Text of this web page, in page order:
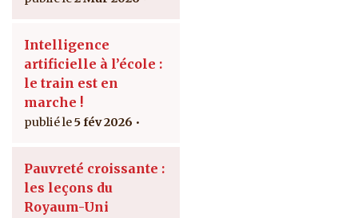
Intelligence
artificielle à l’école :
le train est en
marche !
5 fév 2026
Pauvreté croissante :
les leçons du
Royaum-Uni